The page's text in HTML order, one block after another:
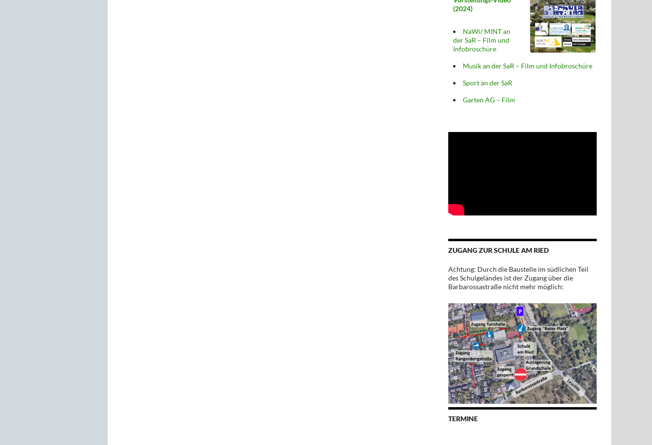
(2024)
NaWi/ MINT an
der SaR – Film und
Infobroschüre
Musik an der SaR – Film und Infobroschüre
Sport an der SaR
Garten AG – Film
ZUGANG ZUR SCHULE AM RIED
Achtung: Durch die Baustelle im südlichen Teil
des Schulgeländes ist der Zugang über die
Barbarossastraße nicht mehr möglich:
TERMINE